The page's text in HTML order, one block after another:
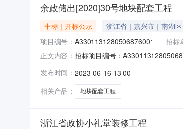
余政储出[2020]30号地块配套工程
中标｜开标公示
浙江省｜嘉兴市｜南湖区
项目编号： A3301131280506876001 招标
正文内容： 招标项目编号：
递交时间：2023/06/15；投标人名
发布时间： 2023-06-16 13:00
相关产品：
地块配套工程
浙江省政协小礼堂装修工程